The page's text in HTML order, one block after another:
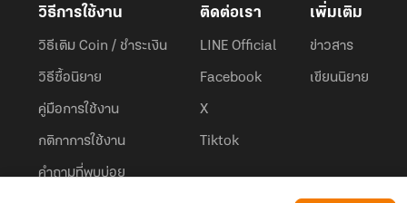
วิธีการใช้งาน
วิธีเติม Coin / ชำระเงิน
วิธีซื้อนิยาย
คู่มือการใช้งาน
กติกาการใช้งาน
คำถามที่พบบ่อย
ติดต่อเรา
LINE Official
Facebook
X
Tiktok
เพิ่มเติม
ข่าวสาร
เขียนนิยาย